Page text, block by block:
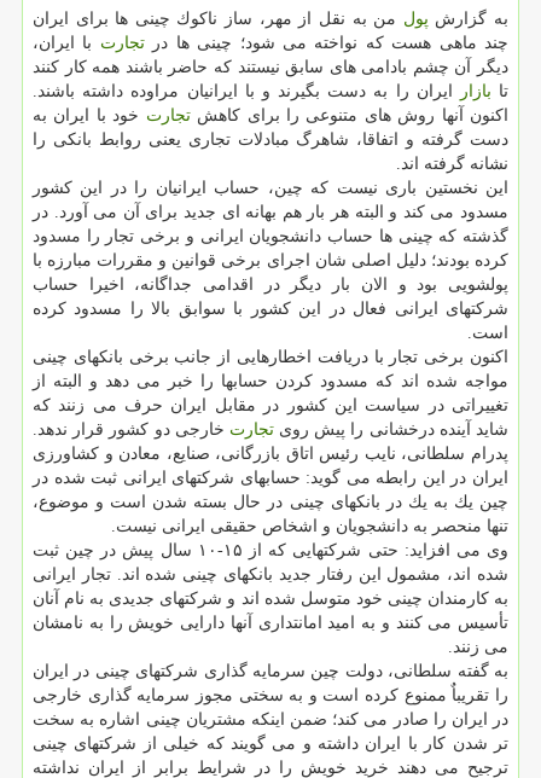
به گزارش پول من به نقل از مهر، ساز ناكوك چینی ها برای ایران
چند ماهی هست كه نواخته می شود؛ چینی ها درتجارت با ایران،
دیگر آن چشم بادامی های سابق نیستند كه حاضر باشند همه كار كنند
تا بازار
ایران را به دست بگیرند و با ایرانیان مراوده داشته باشند.
اكنون آنها روش های متنوعی را برای كاهشتجارت خود با ایران به
دست گرفته و اتفاقا، شاهرگ مبادلات تجاری یعنی روابط بانكی را
نشانه گرفته اند.
این نخستین باری نیست كه چین، حساب ایرانیان را در این كشور
مسدود می كند و البته هر بار هم بهانه ای جدید برای آن می آورد. در
گذشته كه چینی ها حساب دانشجویان ایرانی و برخی تجار را مسدود
كرده بودند؛ دلیل اصلی شان اجرای برخی قوانین و مقررات مبارزه با
پولشویی بود و الان بار دیگر در اقدامی جداگانه، اخیرا حساب
شركتهای ایرانی فعال در این كشور با سوابق بالا را مسدود كرده
است.
اكنون برخی تجار با دریافت اخطارهایی از جانب برخی بانكهای چینی
مواجه شده اند كه مسدود كردن حسابها را خبر می دهد و البته از
تغییراتی در سیاست این كشور در مقابل ایران حرف می زنند كه
شاید آینده درخشانی را پیش رویتجارت خارجی دو كشور قرار ندهد.
پدرام سلطانی، نایب رئیس اتاق بازرگانی، صنایع، معادن و كشاورزی
ایران در این رابطه می گوید: حسابهای شركتهای ایرانی ثبت شده در
چین یك به یك در بانكهای چینی در حال بسته شدن است و موضوع،
تنها منحصر به دانشجویان و اشخاص حقیقی ایرانی نیست.
وی می افزاید: حتی شركتهایی كه از ۱۵-۱۰ سال پیش در چین ثبت
شده اند، مشمول این رفتار جدید بانكهای چینی شده اند. تجار ایرانی
به كارمندان چینی خود متوسل شده اند و شركتهای جدیدی به نام آنان
تأسیس می كنند و به امید امانتداری آنها دارایی خویش را به نامشان
می زنند.
به گفته سلطانی، دولت چین سرمایه گذاری شركتهای چینی در ایران
را تقریباٌ ممنوع كرده است و به سختی مجوز سرمایه گذاری خارجی
در ایران را صادر می كند؛ ضمن اینكه مشتریان چینی اشاره به سخت
تر شدن كار با ایران داشته و می گویند كه خیلی از شركتهای چینی
ترجیح می دهند خرید خویش را در شرایط برابر از ایران نداشته